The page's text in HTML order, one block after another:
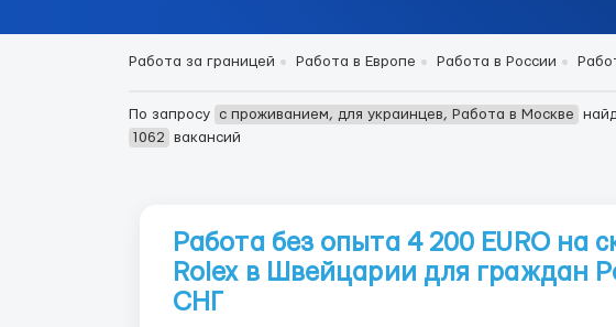
Работа за границей Работа в Европе Работа в России
По запросу с проживанием, для украинцев, Работа в Москве
1062
вакансий
Работа без опыта 4 200 EURO на
Rolex в Швейцарии для граждан
СНГ